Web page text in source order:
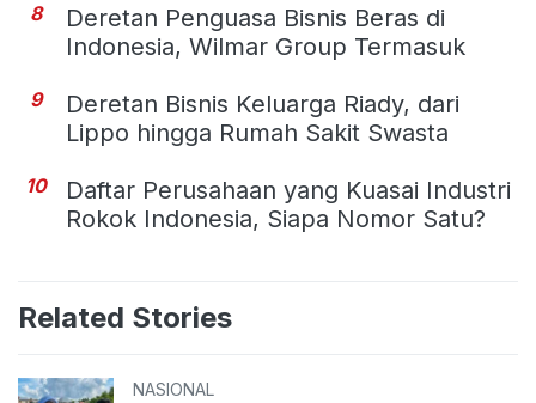
8
Deretan Penguasa Bisnis Beras di
Indonesia, Wilmar Group Termasuk
9
Deretan Bisnis Keluarga Riady, dari
Lippo hingga Rumah Sakit Swasta
10
Daftar Perusahaan yang Kuasai Industri
Rokok Indonesia, Siapa Nomor Satu?
Related Stories
NASIONAL